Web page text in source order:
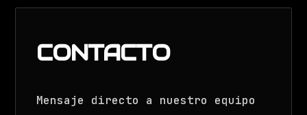
CONTACTO
Mensaje directo a nuestro equipo